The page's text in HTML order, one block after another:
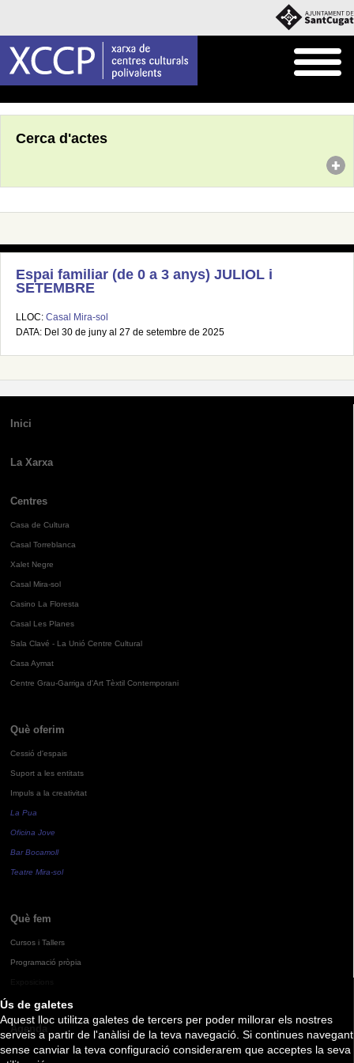
Ús de galetes
Aquest lloc utilitza galetes de tercers per poder millorar els nostres
serveis a partir de l'anàlisi de la teva navegació. Si continues navegant
sense canviar la teva configuració considerarem que acceptes la seva
Cerca d'actes
Espai familiar (de 0 a 3 anys) JULIOL i
SETEMBRE
LLOC: Casal Mira-sol
DATA: Del 30 de juny al 27 de setembre de 2025
Inici
La Xarxa
Centres
Casa de Cultura
Casal Torreblanca
Xalet Negre
Casal Mira-sol
Casino La Floresta
Casal Les Planes
Sala Clavé - La Unió Centre Cultural
Casa Aymat
Centre Grau-Garriga d'Art Tèxtil Contemporani
Què oferim
Cessió d'espais
Suport a les entitats
Impuls a la creativitat
La Pua
Oficina Jove
Bar Bocamoll
Teatre Mira-sol
Què fem
Cursos i Tallers
Programació pròpia
Agenda